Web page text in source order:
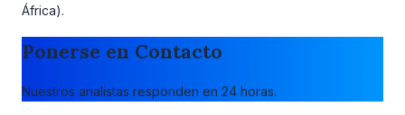
África).
Ponerse en Contacto
Nuestros analistas responden en 24 horas.